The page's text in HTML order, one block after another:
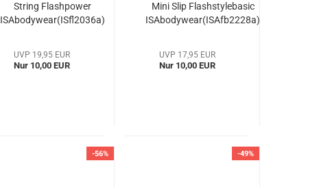
String Flashpower
ISAbodywear(ISfl2036a)
UVP 19,95 EUR
Nur 10,00 EUR
Mini Slip Flashstylebasic
ISAbodywear(ISAfb2228a)
UVP 17,95 EUR
Nur 10,00 EUR
-56% -49%